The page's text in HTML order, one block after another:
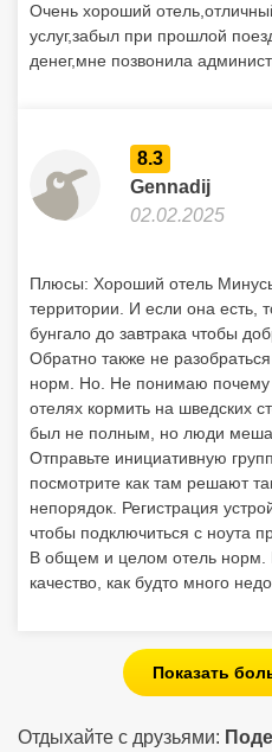
Очень хороший
услуг,забыл при прошлой
денег,мне позвонила
8.3
Gennadij
02.02.2025
Плюсы: Хороший отель
территории. И если она есть,
бунгало до завтрака чтобы
Обратно также не
норм. Но. Не понимаю почему
отелях кормить на шведских
был не полным, но люди
Отправьте инициативную
посмотрите как там решают
непорядок. Регистрация
чтобы подключиться с ноута
В общем и целом отель
качество, как будто много
Показать
Отдыхайте с друзьями: